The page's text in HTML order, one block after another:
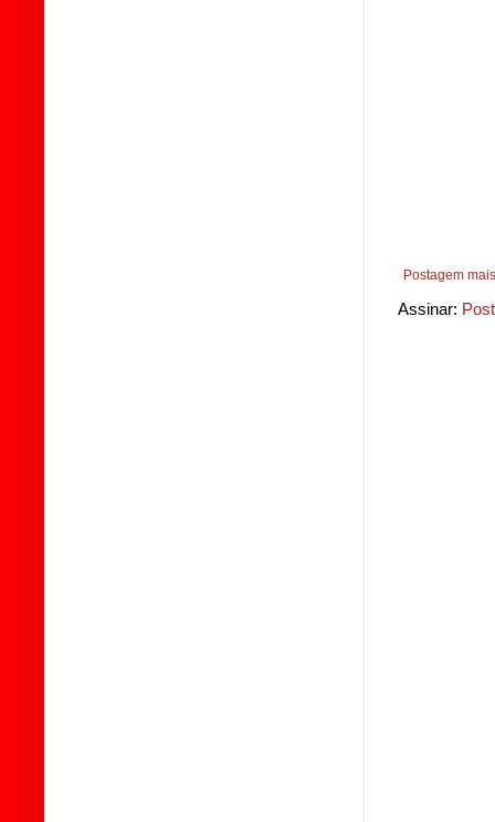
Postagem
Assinar: